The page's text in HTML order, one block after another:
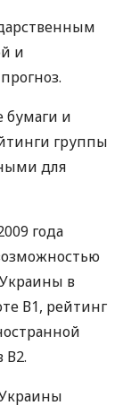
и
бумаги и
группы
для
года
в
В1, рейтинг
В2.